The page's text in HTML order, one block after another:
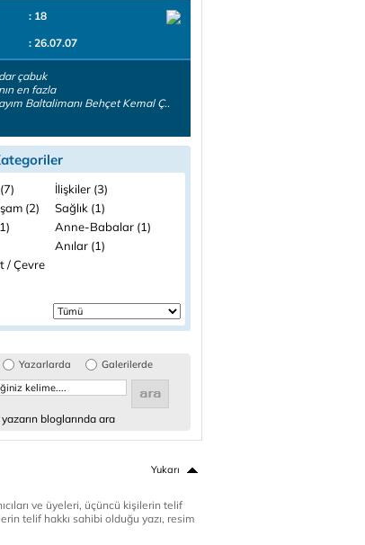
: 18
: 26.07.07
çabuk
en fazla
Baltalimanı Behçet Kemal Ç..
İlişkiler (3)
(2)
Sağlık (1)
Anne-Babalar (1)
Anılar (1)
/ Çevre
Yazarlarda Galerilerde
bloglarında ara
Yukarı
ve üyeleri, üçüncü kişilerin telif
telif hakkı sahibi olduğu yazı, resim